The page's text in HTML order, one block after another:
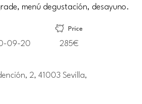
menú degustación, desayuno.
09-20
Price
285€
2, 41003 Sevilla,